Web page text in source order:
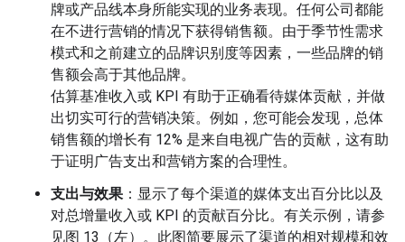
牌或产品线本身所能实现的业务表现。任何公司都能
在不进行营销的情况下获得销售额。由于季节性需求
模式和之前建立的品牌识别度等因素，一些品牌的销
售额会高于其他品牌。
估算基准收入或 KPI 有助于正确看待媒体贡献，并做
出切实可行的营销决策。例如，您可能会发现，总体
销售额的增长有 12% 是来自电视广告的贡献，这有助
于证明广告支出和营销方案的合理性。
支出与效果 ：显示了每个渠道的媒体支出百分比以及
对总增量收入或 KPI 的贡献百分比。有关示例，请参
见图 13（左）。此图简要展示了渠道的相对规模和效